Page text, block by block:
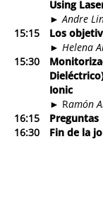
Using
►Andre
15:15
Los
►Helena
15:30
► Ramón
16:15
Preguntas
16:30
Fin de la